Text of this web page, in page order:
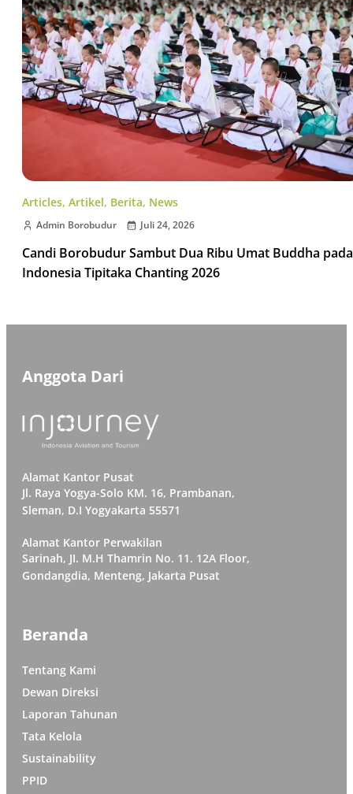
Articles, Artikel, Berita, News
Admin Borobudur Juli 24, 2026
Candi Borobudur Sambut Dua Ribu Umat Buddha pada
Indonesia Tipitaka Chanting 2026
Anggota Dari
Alamat Kantor Pusat
Jl. Raya Yogya-Solo KM. 16, Prambanan,
Sleman, D.I Yogyakarta 55571
Alamat Kantor Perwakilan
Sarinah, JI. M.H Thamrin No. 11. 12A Floor,
Gondangdia, Menteng, Jakarta Pusat
Beranda
Tentang Kami
Dewan Direksi
Laporan Tahunan
Tata Kelola
Sustainability
PPID